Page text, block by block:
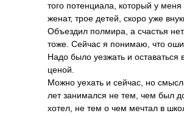
того потенциала, который у
женат, трое детей, скоро уже
Объездил полмира, а счастья
тоже. Сейчас я понимаю, что
Надо было уезжать и оставаться
ценой.
Можно уехать и сейчас, но
лет занимался не тем, чем был
хотел, не тем о чем мечтал в